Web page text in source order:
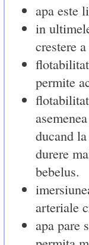
apa este
in
crestere
permite
ducand
durere
bebelus.
arteriale
apa pare